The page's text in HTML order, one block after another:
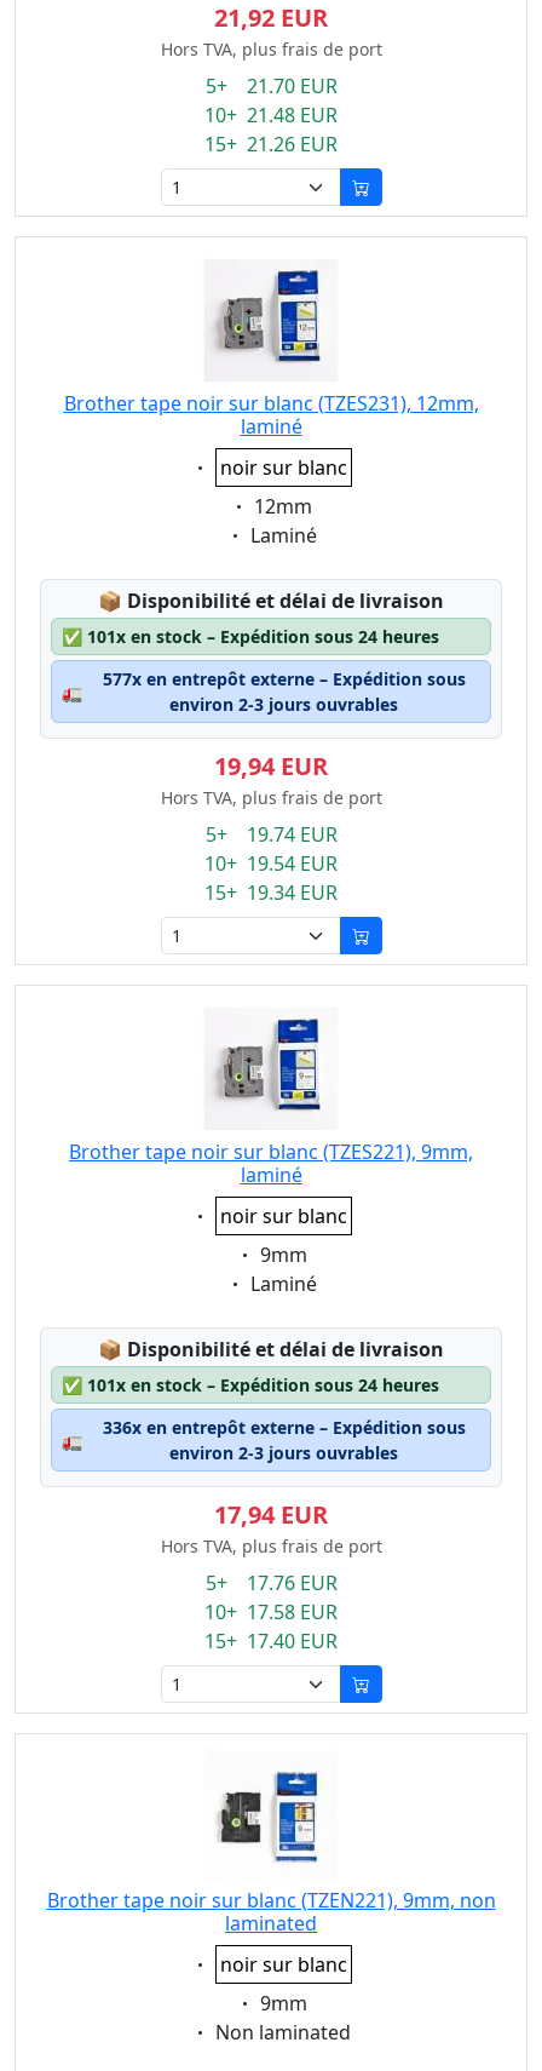
21,92 EUR
Hors TVA, plus frais de port
5+ 21.70 EUR
10+ 21.48 EUR
15+ 21.26 EUR
Brother tape noir sur blanc (TZES231), 12mm,
laminé
Eigenschaft:
noir sur blanc
Eigenschaft:
12mm
Eigenschaft:
Laminé
📦 Lagerstatus:
Disponibilité et délai de livraison
✅ 101x en stock – Expédition sous 24 heures
🚛
577x en entrepôt externe – Expédition sous
environ 2-3 jours ouvrables
19,94 EUR
Hors TVA, plus frais de port
5+ 19.74 EUR
10+ 19.54 EUR
15+ 19.34 EUR
Brother tape noir sur blanc (TZES221), 9mm,
laminé
Eigenschaft:
noir sur blanc
Eigenschaft:
9mm
Eigenschaft:
Laminé
📦 Lagerstatus:
Disponibilité et délai de livraison
✅ 101x en stock – Expédition sous 24 heures
🚛
336x en entrepôt externe – Expédition sous
environ 2-3 jours ouvrables
17,94 EUR
Hors TVA, plus frais de port
5+ 17.76 EUR
10+ 17.58 EUR
15+ 17.40 EUR
Brother tape noir sur blanc (TZEN221), 9mm, non
laminated
Eigenschaft:
noir sur blanc
Eigenschaft:
9mm
Eigenschaft:
Non laminated